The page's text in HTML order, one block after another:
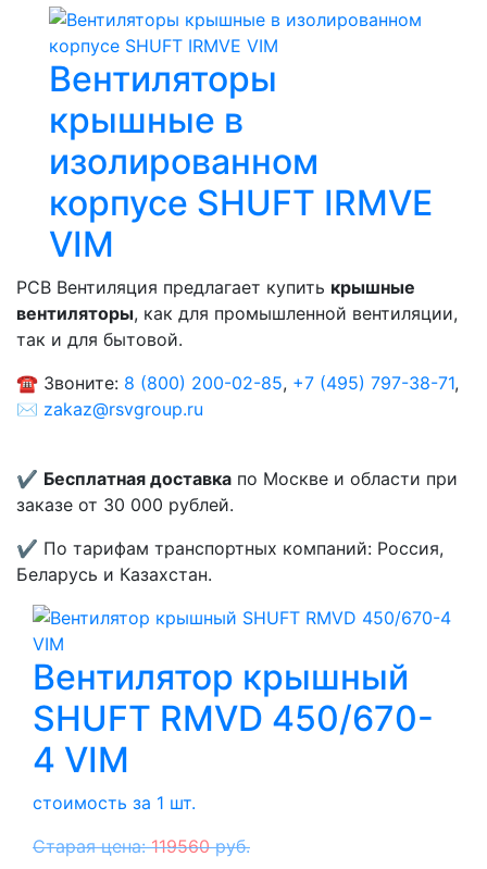
Вентиляторы
крышные в
изолированном
корпусе SHUFT IRMVE
VIM
РСВ Вентиляция предлагает купить крышные
вентиляторы, как для промышленной вентиляции,
так и для бытовой.
☎️ Звоните: 8 (800) 200-02-85, +7 (495) 797-38-71,
✉️ zakaz@rsvgroup.ru
✔️ Бесплатная доставка по Москве и области при
заказе от 30 000 рублей.
✔️ По тарифам транспортных компаний: Россия,
Беларусь и Казахстан.
Вентилятор крышный
SHUFT RMVD 450/670-
4 VIM
стоимость за 1 шт.
Старая цена:119560руб.